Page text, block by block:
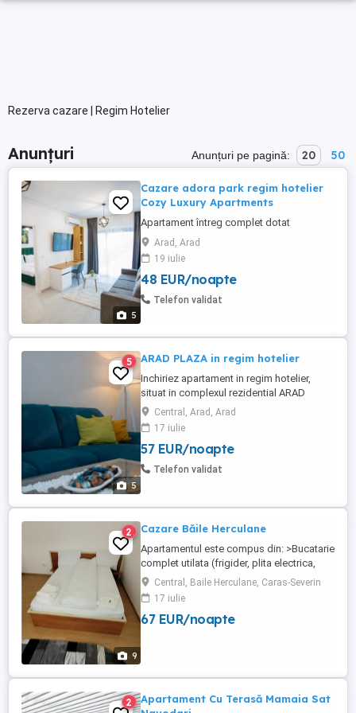
Rezerva cazare | Regim Hotelier
Anunțuri Anunțuri pe pagină: 20 50
5
Cazare adora park regim hotelier
Cozy Luxury Apartments
Apartament întreg complet dotat
Arad, Arad
19 iulie
48 EUR/noapte
Telefon validat
5
5 ARAD PLAZA in regim hotelier
Inchiriez apartament in regim hotelier,
situat in complexul rezidential ARAD
PLAZA, una dintre cele mai exclusiviste
cladiri din Arad. Cazarea fiind situata in
vecinatatea spitalului ORL, Oncologie sau
Municipal, este idela pt cazare conexa .
Apartamentul este situat la etajul 2 din 6
Central, Arad, Arad
17 iulie
57 EUR/noapte
Telefon validat
9
2 Cazare Băile Herculane
Apartamentul este compus din: >Bucatarie
complet utilata (frigider, plita electrica,
cuptor cu microunde, tacamuri si vesela),
>Doua dormitoare (pat matrimonial,smart
tv,wi-fi,aer-conditionat) >Baie >Capacitate
maxima de cazare:4 persoane!! >Apa
Central, Baile Herculane, Caras-Severin
17 iulie
67 EUR/noapte
2
Apartament Cu Terasă Mamaia Sat